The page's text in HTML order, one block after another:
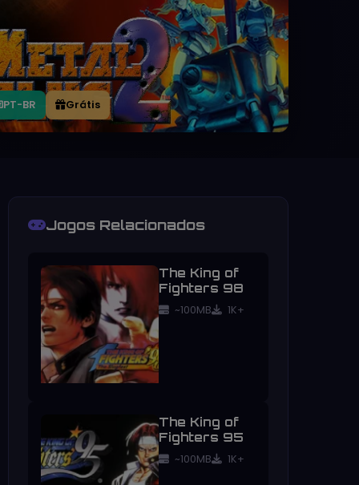
PT-BR Grátis
Jogos Relacionados
The King of
Fighters 98
~100MB 1K+
The King of
Fighters 95
~100MB 1K+